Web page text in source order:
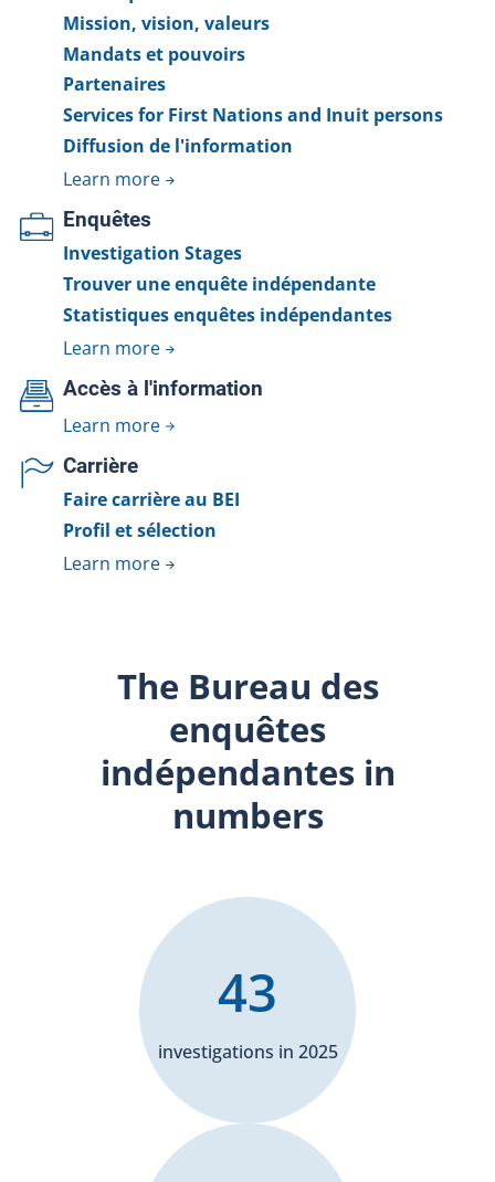
Mission, vision, valeurs
Mandats et pouvoirs
Partenaires
Services for First Nations and Inuit persons
Diffusion de l'information
Learn more
Enquêtes
Investigation Stages
Trouver une enquête indépendante
Statistiques enquêtes indépendantes
Learn more
Accès à l'information
Learn more
Carrière
Faire carrière au BEI
Profil et sélection
Learn more
The Bureau des
enquêtes
indépendantes in
numbers
investigations in 2025
43